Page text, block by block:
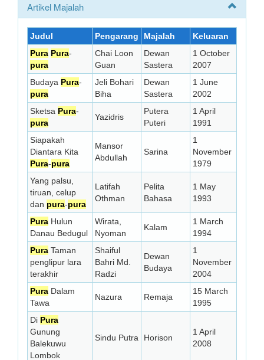
Artikel Majalah
Judul Pengarang Majalah
Keluaran
Pura Pura-
pura
Chai Loon
Guan
Dewan
Sastera
1 October
2007
Budaya Pura-
pura
Jeli Bohari
Biha
Dewan
Sastera
1 June
2002
Sketsa Pura-
pura
Yazidris
Putera
Puteri
1 April
1991
Siapakah
Diantara Kita
Pura-pura
Mansor
Abdullah
Sarina
1
November
1979
Yang palsu,
tiruan, celup
dan pura-pura
Latifah
Othman
Pelita
Bahasa
1 May
1993
Pura Hulun
Danau Bedugul
Wirata,
Nyoman
Kalam
1 March
1994
Pura Taman
penglipur lara
terakhir
Shaiful
Bahri Md.
Radzi
Dewan
Budaya
1
November
2004
Pura Dalam
Tawa
Nazura Remaja
15 March
1995
Di Pura
Gunung
Balekuwu
Lombok
Sindu Putra Horison
1 April
2008